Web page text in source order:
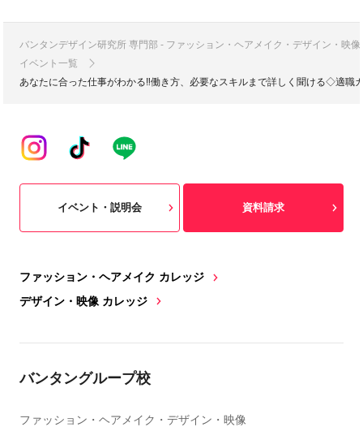
バンタンデザイン研究所 専門部 - ファッション・ヘアメイク・デザイン・映
イベント一覧
あなたに合った仕事がわかる‼働き方、必要なスキルまで詳しく聞ける◇適職
ファッション・ヘアメイク カレッジ
デザイン・映像 カレッジ
イベント・説明会 資料請求
バンタングループ校
ファッション・ヘアメイク・デザイン・映像